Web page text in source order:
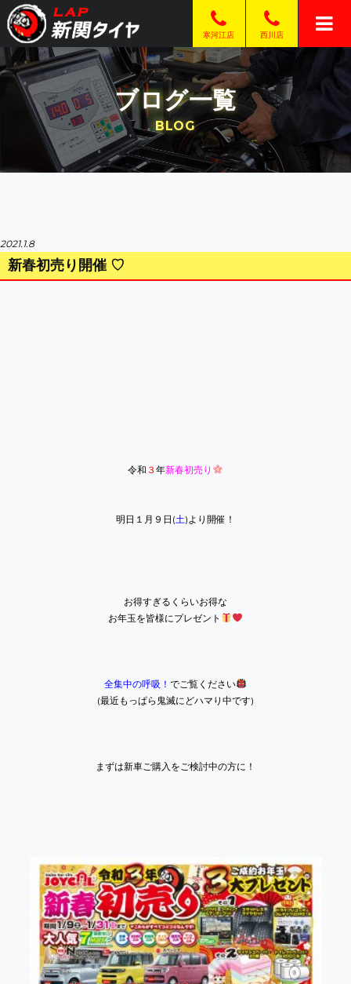
寒河江店 西川店
ブログ一覧
BLOG
2021.1.8
新春初売り開催 ♡
令和 ３年新春初売り
明日１月９日(土)より開催！
お得すぎるくらいお得な
お年玉を皆様にプレゼント
全集中の呼吸！でご覧ください
(最近もっぱら鬼滅にどハマり中です)
まずは新車ご購入をご検討中の方に！